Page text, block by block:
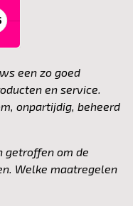
een zo goed
en service.
onpartijdig, beheerd
getroffen om de
Welke maatregelen